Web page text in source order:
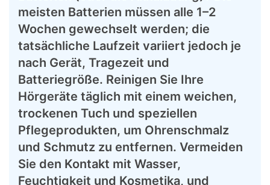
meisten Batterien müssen alle 1–2
Wochen gewechselt werden; die
tatsächliche Laufzeit variiert jedoch je
nach Gerät, Tragezeit und
Batteriegröße. Reinigen Sie Ihre
Hörgeräte täglich mit einem weichen,
trockenen Tuch und speziellen
Pflegeprodukten, um Ohrenschmalz
und Schmutz zu entfernen. Vermeiden
Sie den Kontakt mit Wasser,
Feuchtigkeit und Kosmetika, und